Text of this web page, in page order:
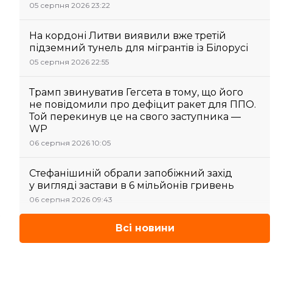
05 серпня 2026 23:22
На кордоні Литви виявили вже третій
підземний тунель для мігрантів із Білорусі
05 серпня 2026 22:55
Трамп звинуватив Гегсета в тому, що його
не повідомили про дефіцит ракет для ППО.
Той перекинув це на свого заступника —
WP
06 серпня 2026 10:05
Стефанішиній обрали запобіжний захід
у вигляді застави в 6 мільйонів гривень
06 серпня 2026 09:43
Всі новини